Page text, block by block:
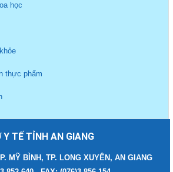
học
thực phẩm
Y TẾ TỈNH AN GIANG
MỸ BÌNH, TP. LONG XUYÊN, AN GIANG